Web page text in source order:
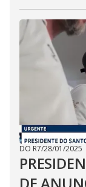
DO R7/28/01/2025
DE